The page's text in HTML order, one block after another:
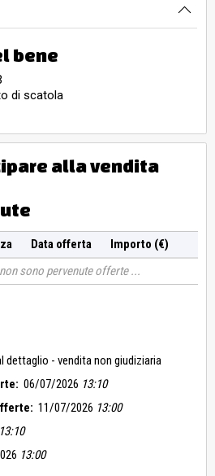
bene
di scatola
alla vendita
Data offerta
Importo (€)
sono pervenute offerte
dettaglio - vendita non giudiziaria
06/07/2026 13:10
11/07/2026 13:00
13:10
13:00